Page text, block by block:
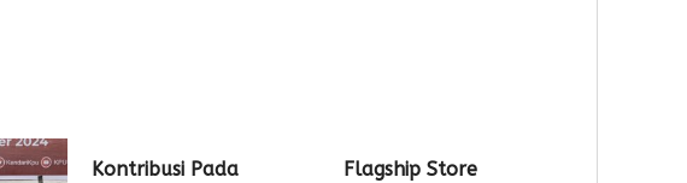
Kontribusi Pada
Flagship Store